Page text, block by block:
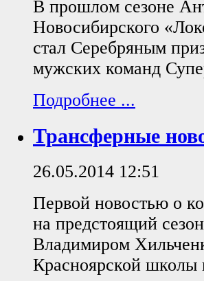
В прошлом сезоне
Новосибирского
стал Серебряным
мужских команд
Подробнее ...
Трансферные
26.05.2014 12:51
Первой новостью о
на предстоящий
Владимиром
Красноярской школы